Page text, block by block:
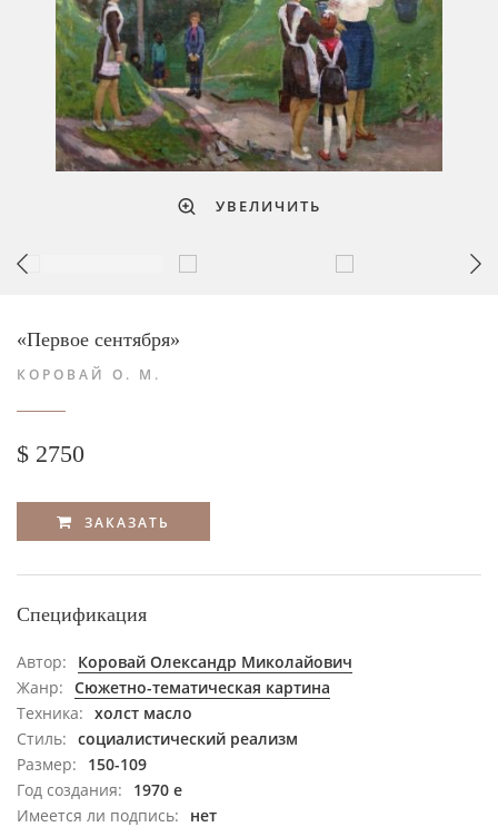
УВЕЛИЧИТЬ
«Первое сентября»
КОРОВАЙ О. М.
$ 2750
ЗАКАЗАТЬ
Спецификация
Автор:
Коровай Олександр Миколайович
Жанр: Сюжетно-тематическая картина
Техника: холст масло
Стиль: социалистический реализм
Размер:
150-109
Год создания:
1970 е
Имеется ли подпись:
нет